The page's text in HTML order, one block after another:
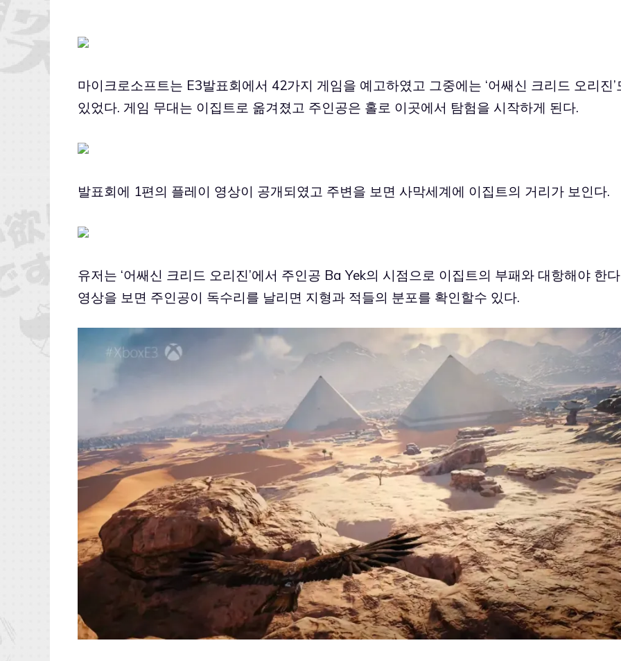
마이크로소프트는 E3발표회에서 42가지 게임을 예고하였고 그중에는 ‘어쌔신 크리드 오리진’
있었다. 게임 무대는 이집트로 옮겨졌고 주인공은 홀로 이곳에서 탐험을 시작하게 된다.
발표회에 1편의 플레이 영상이 공개되였고 주변을 보면 사막세계에 이집트의 거리가 보인다.
유저는 ‘어쌔신 크리드 오리진’에서 주인공 Ba Yek의 시점으로 이집트의 부패와 대항해야 한
영상을 보면 주인공이 독수리를 날리면 지형과 적들의 분포를 확인할수 있다.